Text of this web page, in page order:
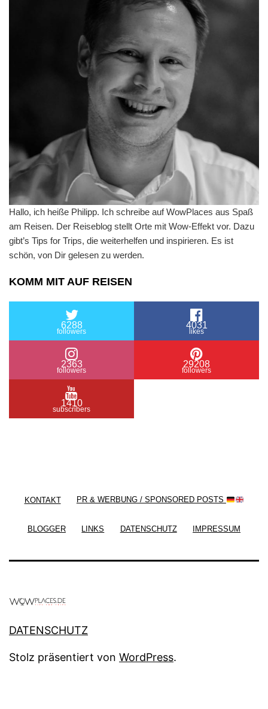
Hallo, ich heiße Philipp. Ich schreibe auf WowPlaces aus Spaß
am Reisen. Der Reiseblog stellt Orte mit Wow-Effekt vor. Dazu
gibt’s Tips for Trips, die weiterhelfen und inspirieren. Es ist
schön, von Dir gelesen zu werden.
KOMM MIT AUF REISEN
6288
followers
4031
likes
2363
followers
29208
followers
1410
subscribers
KONTAKT PR & WERBUNG / SPONSORED POSTS
BLOGGER LINKS DATENSCHUTZ IMPRESSUM
DATENSCHUTZ
Stolz präsentiert von WordPress.